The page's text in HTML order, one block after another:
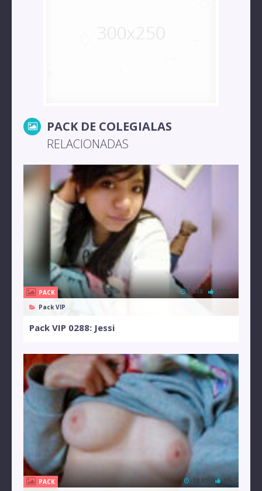
PACK DE COLEGIALAS
RELACIONADAS
PACK
Pack VIP
3 MB 100%
Pack VIP 0288: Jessi
PACK
18 MB 0%